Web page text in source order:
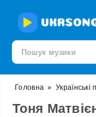
Головна » Українські
Тоня